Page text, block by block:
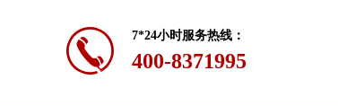
7*24小时服务热线：
400-8371995